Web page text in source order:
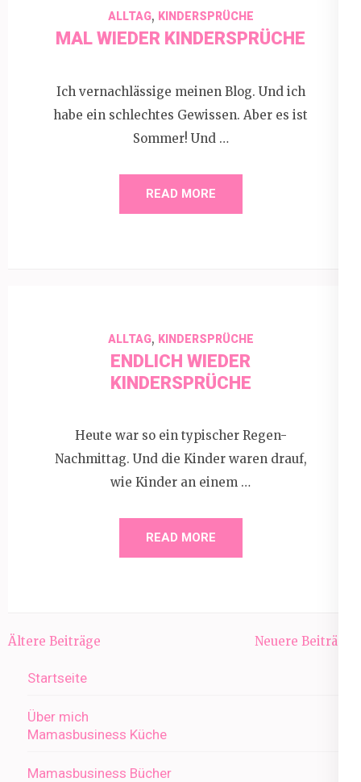
ALLTAG, KINDERSPRÜCHE
MAL WIEDER KINDERSPRÜCHE
Ich vernachlässige meinen Blog. Und ich
habe ein schlechtes Gewissen. Aber es ist
Sommer! Und …
READ MORE
ALLTAG, KINDERSPRÜCHE
ENDLICH WIEDER
KINDERSPRÜCHE
Heute war so ein typischer Regen-
Nachmittag. Und die Kinder waren drauf,
wie Kinder an einem …
READ MORE
Beitragsnavigation
Ältere Beiträge Neuere Beiträge
Startseite
Über mich
Mamasbusiness Küche
Mamasbusiness Bücher